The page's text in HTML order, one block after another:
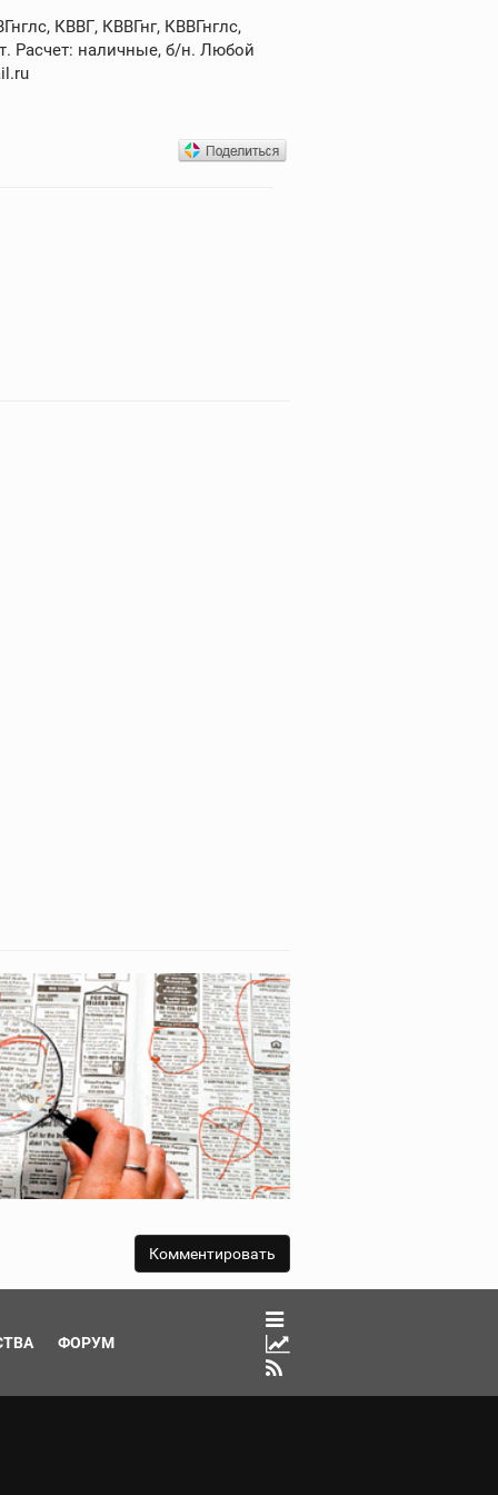
КВВГ, КВВГнг, КВВГнглс,
Расчет: наличные, б/н. Любой
ФОРУМ